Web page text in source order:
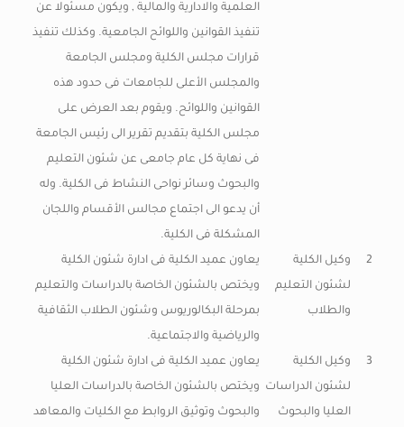
العلمية والادارية والمالية , ويكون مسئولا عن
تنفيذ القوانين واللوائح الجامعية. وكذلك تنفيذ
قرارات مجلس الكلية ومجلس الجامعة
والمجلس الأعلى للجامعات فى حدود هذه
القوانين واللوائح. ويقوم بعد العرض على
مجلس الكلية بتقديم تقرير الى رئيس الجامعة
فى نهاية كل عام جامعى عن شئون التعليم
والبحوث وسائر نواحى النشاط فى الكلية. وله
أن يدعو الى اجتماع مجالس الأقسام واللجان
المشكلة فى الكلية.
2
وكيل الكلية
لشئون التعليم
والطلاب
يعاون عميد الكلية فى ادارة شئون الكلية
ويختص بالشئون الخاصة بالدراسات والتعليم
بمرحلة البكالوريوس وشئون الطلاب الثقافية
والرياضية والاجتماعية.
3
وكيل الكلية
لشئون الدراسات
العليا والبحوث
يعاون عميد الكلية فى ادارة شئون الكلية
ويختص بالشئون الخاصة بالدراسات العليا
والبحوث وتوثيق الروابط مع الكليات والمعاهد